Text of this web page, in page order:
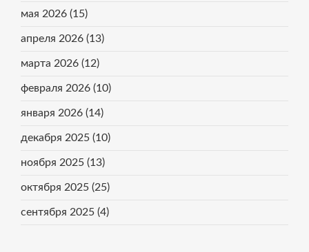
мая 2026 (15)
апреля 2026 (13)
марта 2026 (12)
февраля 2026 (10)
января 2026 (14)
декабря 2025 (10)
ноября 2025 (13)
октября 2025 (25)
сентября 2025 (4)